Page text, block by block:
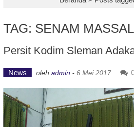
TAG: SENAM MASSAL
Persit Kodim Sleman
News oleh admin - 6 Mei 2017